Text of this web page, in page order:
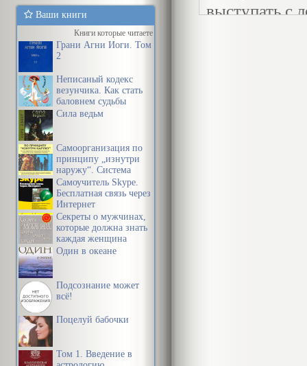
Ваши книги
Книги которые читаете
Грани Агни Йоги. Том
2
Неписаный кодекс
везунчика. Как стать
баловнем судьбы
Сила ведьм
Самоорганизация по
принципу „изнутри
наружу“. Система
эффективной
организации
пространства,
предметной среды,
информации и
времени
Самоучитель Skype.
Бесплатная связь через
Интернет
Секреты о мужчинах,
которые должна знать
каждая женщина
Один в океане
Подсознание может
всё!
Поцелуй бабочки
Том 1. Введение в
выступать с